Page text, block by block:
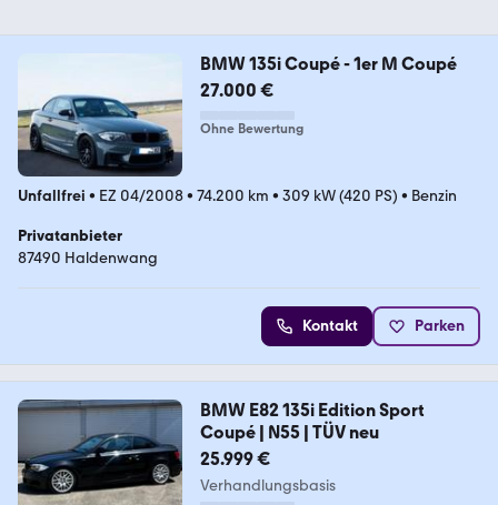
BMW 135i Coupé - 1er M Coupé
27.000 €
Ohne Bewertung
Unfallfrei • EZ 04/2008• 74.200 km • 309 kW (420 PS) • Benzin
Privatanbieter
87490 Haldenwang
Kontakt Parken
BMW E82 135i Edition Sport
Coupé | N55 | TÜV neu
25.999 €
Verhandlungsbasis